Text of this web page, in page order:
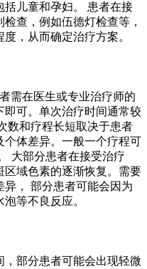
儿童和孕妇。 患者在接
查，例如伍德灯检查等，
，从而确定治疗方案。
需在医生或专业治疗师的
可。单次治疗时间通常较
数和疗程长短取决于患者
个体差异。一般一个疗程可
大部分患者在接受治疗
区域色素的逐渐恢复。需要
， 部分患者可能会因为
等不良反应。
，部分患者可能会出现轻微